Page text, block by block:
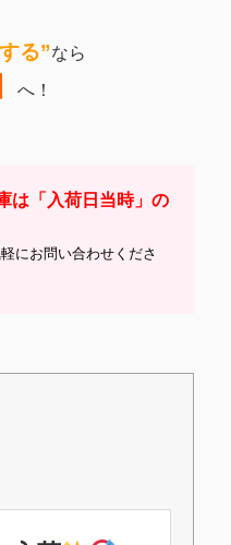
る”なら
へ！
は「入荷日当時」の
にお問い合わせくださ